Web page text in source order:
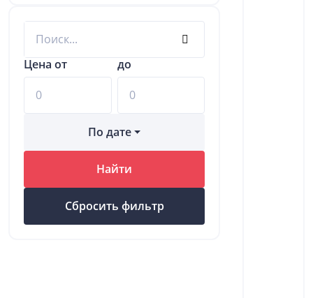
Цена от до
По дате
Найти
Сбросить фильтр